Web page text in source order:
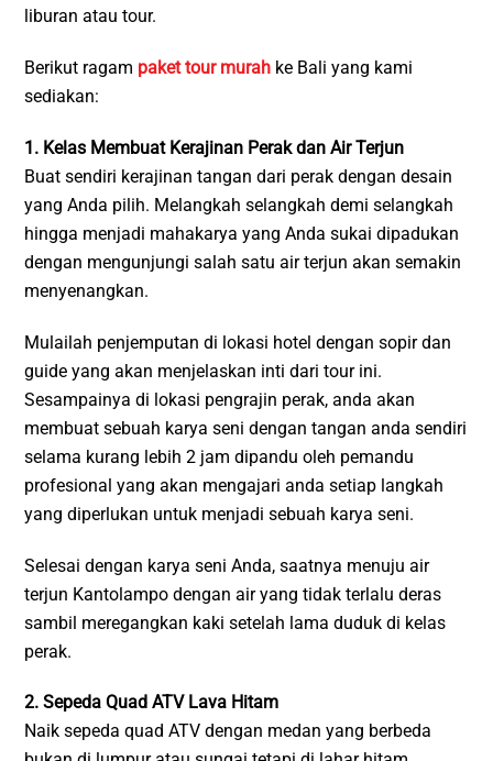
liburan atau tour.
Berikut ragam paket tour murah ke Bali yang kami
sediakan:
1. Kelas Membuat Kerajinan Perak dan Air Terjun
Buat sendiri kerajinan tangan dari perak dengan desain
yang Anda pilih. Melangkah selangkah demi selangkah
hingga menjadi mahakarya yang Anda sukai dipadukan
dengan mengunjungi salah satu air terjun akan semakin
menyenangkan.
Mulailah penjemputan di lokasi hotel dengan sopir dan
guide yang akan menjelaskan inti dari tour ini.
Sesampainya di lokasi pengrajin perak, anda akan
membuat sebuah karya seni dengan tangan anda sendiri
selama kurang lebih 2 jam dipandu oleh pemandu
profesional yang akan mengajari anda setiap langkah
yang diperlukan untuk menjadi sebuah karya seni.
Selesai dengan karya seni Anda, saatnya menuju air
terjun Kantolampo dengan air yang tidak terlalu deras
sambil meregangkan kaki setelah lama duduk di kelas
perak.
2. Sepeda Quad ATV Lava Hitam
Naik sepeda quad ATV dengan medan yang berbeda